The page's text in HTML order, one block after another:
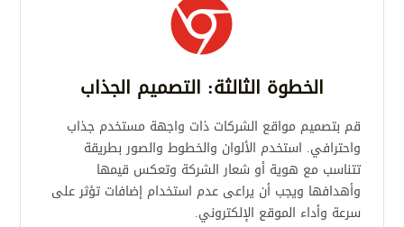

الخطوة الثالثة: التصميم الجذاب
قم بتصميم مواقع الشركات ذات واجهة مستخدم جذاب
واحترافي. استخدم الألوان والخطوط والصور بطريقة
تتناسب مع هوية أو شعار الشركة وتعكس قيمها
وأهدافها ويجب أن يراعى عدم استخدام إضافات تؤثر على
سرعة وأداء الموقع الإلكتروني.